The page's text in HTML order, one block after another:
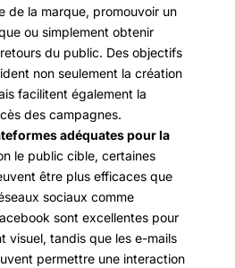
de la marque, promouvoir un
ou simplement obtenir
du public. Des objectifs
non seulement la création
facilitent également la
des campagnes.
adéquates pour la
le public cible, certaines
être plus efficaces que
sociaux comme
sont excellentes pour
visuel, tandis que les e-mails
permettre une interaction